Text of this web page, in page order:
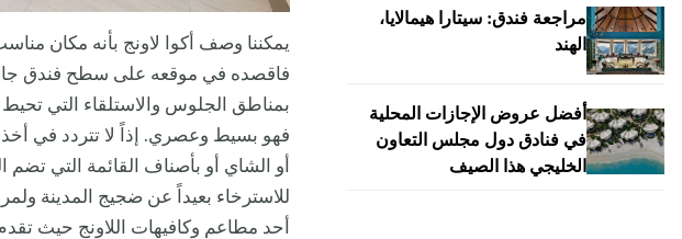
مراجعة فندق: سيتارا هيمالايا،
الهند
أفضل عروض الإجازات المحلية
في فنادق دول مجلس التعاون
الخليجي هذا الصيف
يمكننا وصف أكوا لاونج بأنه مكان
فاقصده في موقعه على سطح فندق
بمناطق الجلوس والاستلقاء التي
فهو بسيط وعصري. إذاً لا تتردد في
أو الشاي أو بأصناف القائمة التي
للاسترخاء بعيداً عن ضجيج المدينة
أحد مطاعم وكافيهات اللاونج حيث